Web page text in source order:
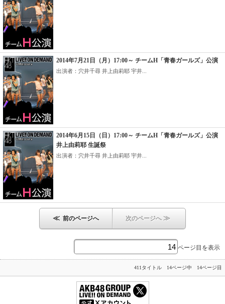
2014年7月21日（月）17:00～ チームH「青春ガールズ」公演
出演者：穴井千尋 井上由莉耶 宇井...
2014年6月15日（日）17:00～ チームH「青春ガールズ」公演
井上由莉耶 生誕祭
出演者：穴井千尋 井上由莉耶 宇井...
≪ 前のページへ 次のページへ≫
ページ目を表示
411タイトル 14ページ中 14ページ目